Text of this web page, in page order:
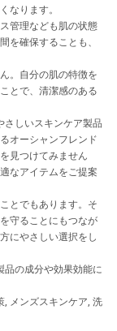
なります。
管理なども肌の状態
を確保することも、
。自分の肌の特徴を
とで、清潔感のある
さしいスキンケア製品
オーシャンフレンド
見つけてみません
なアイテムをご提案
とでもあります。そ
守ることにもつなが
にやさしい選択をし
の成分や効果効能に
メンズスキンケア 洗